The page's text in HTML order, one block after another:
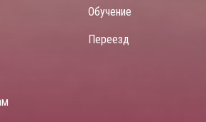
Обучение
Переезд